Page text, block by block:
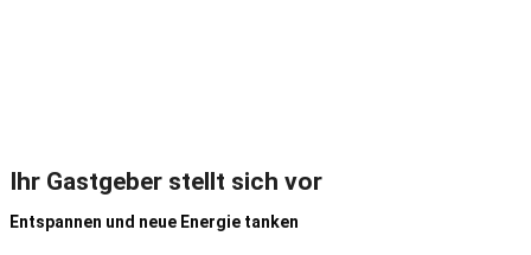
Ihr Gastgeber stellt sich vor
Entspannen und neue Energie tanken